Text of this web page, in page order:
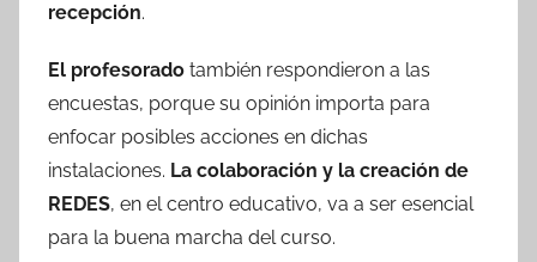
recepción.
El profesorado también respondieron a las
encuestas, porque su opinión importa para
enfocar posibles acciones en dichas
instalaciones. La colaboración y la creación de
REDES, en el centro educativo, va a ser esencial
para la buena marcha del curso.